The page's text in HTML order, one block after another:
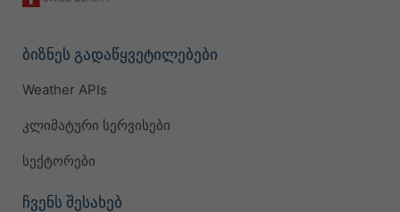
ბიზნეს გადაწყვეტილებები
Weather APIs
კლიმატური სერვისები
სექტორები
ჩვენს შესახებ